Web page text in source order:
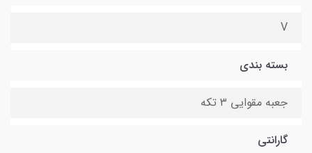
V
بسته بندی
جعبه مقوایی ۳ تکه
گارانتی